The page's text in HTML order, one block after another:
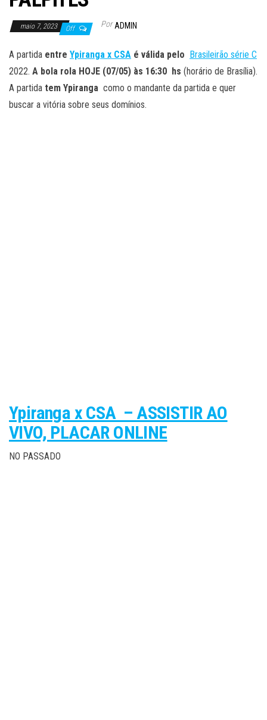
maio 7, 2023 Off Por ADMIN
A partida entre Ypiranga x CSA é válida pelo Brasileirão série C
2022. A bola rola HOJE (07/05) às 16:30 hs (horário de Brasília).
A partida tem Ypiranga como o mandante da partida e quer
buscar a vitória sobre seus domínios.
Ypiranga x CSA – ASSISTIR AO
VIVO, PLACAR ONLINE
NO PASSADO